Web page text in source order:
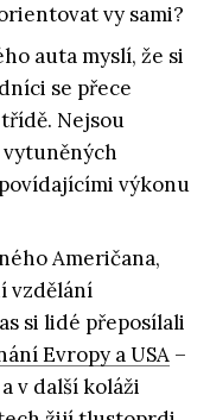
vy sami?
auta myslí, že si
se přece
Nejsou
výkonu
Američana,
vzdělání
si lidé přeposílali
Evropy a USA –
v další koláži